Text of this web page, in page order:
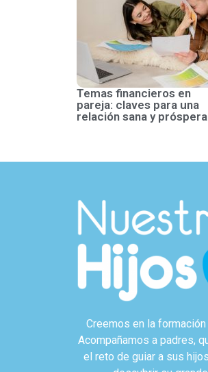
Temas financieros en
pareja: claves para una
relación sana y próspera
Creemos en la formación
Acompañamos a padres,
el reto de guiar a sus